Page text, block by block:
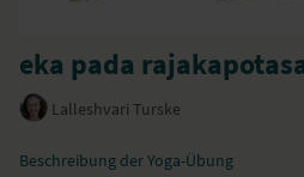
eka pada
Lalleshvari Turske
Beschreibung der Yoga-Übung